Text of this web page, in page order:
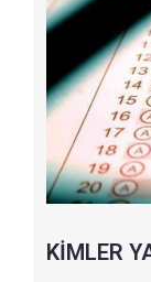
KİMLER